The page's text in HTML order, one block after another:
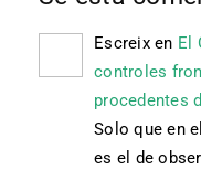
Escreixen El
controles
procedentes
Solo que en
es el de